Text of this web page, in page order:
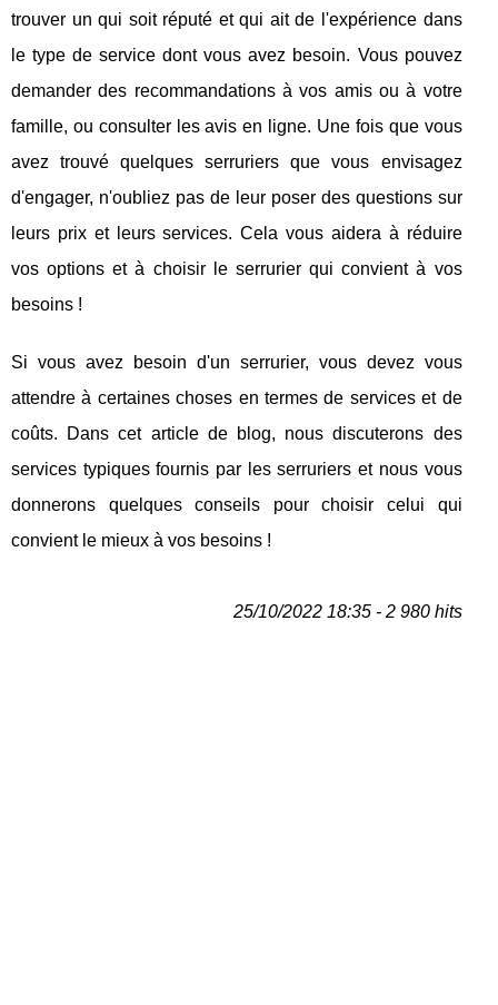
trouver un qui soit réputé et qui ait de l'expérience dans
le type de service dont vous avez besoin. Vous pouvez
demander des recommandations à vos amis ou à votre
famille, ou consulter les avis en ligne. Une fois que vous
avez trouvé quelques serruriers que vous envisagez
d'engager, n'oubliez pas de leur poser des questions sur
leurs prix et leurs services. Cela vous aidera à réduire
vos options et à choisir le serrurier qui convient à vos
besoins !
Si vous avez besoin d'un serrurier, vous devez vous
attendre à certaines choses en termes de services et de
coûts. Dans cet article de blog, nous discuterons des
services typiques fournis par les serruriers et nous vous
donnerons quelques conseils pour choisir celui qui
convient le mieux à vos besoins !
25/10/2022 18:35 - 2 980 hits